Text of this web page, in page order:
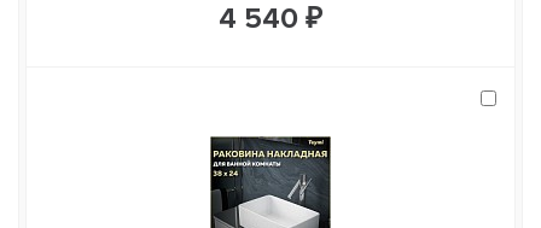
4 540 ₽